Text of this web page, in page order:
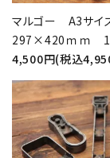
マルゴー A3サイ
297×420ｍｍ
4,500円(税込